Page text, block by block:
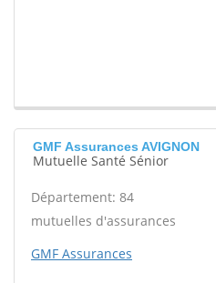
GMF Assurances AVIGNON
Mutuelle Santé Sénior
Département: 84
mutuelles d'assurances
GMF Assurances